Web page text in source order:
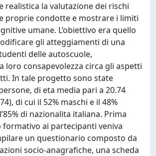
realistica la valutazione dei rischi
proprie condotte e mostrare i limiti
umane. L’obiettivo era quello
gli atteggiamenti di una
delle autoscuole,
loro consapevolezza circa gli aspetti
In tale progetto sono state
di eta media pari a 20.74
di cui il 52% maschi e il 48%
di nazionalita italiana. Prima
formativo ai partecipanti veniva
un questionario composto da
socio-anagrafiche, una scheda